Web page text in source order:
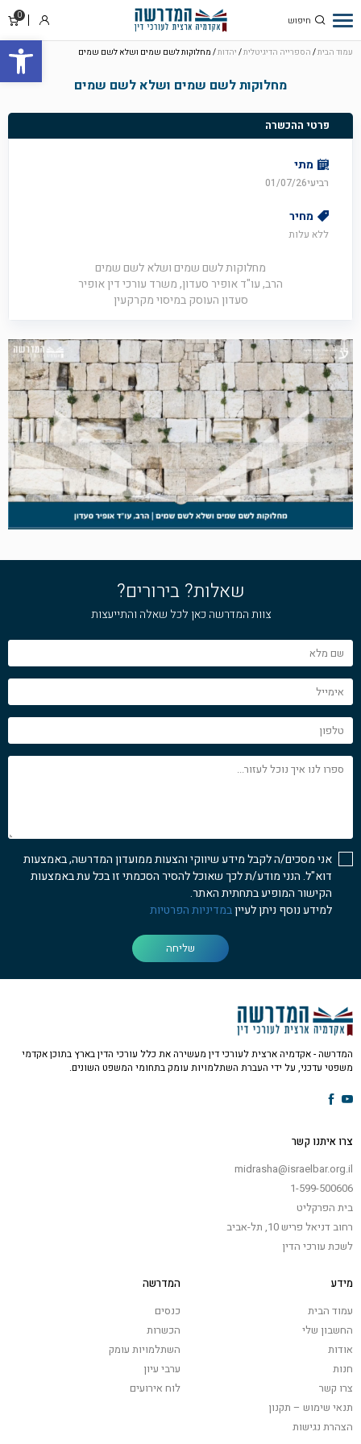
פתח
0
סל
התחבר
עמוד הבית/ הספרייה הדיגיטלית/ יהדות/ מחלוקות לשם שמים ושלא לשם שמים
מחלוקות לשם שמים ושלא לשם שמים
פרטי ההכשרה
מתי
רביעי01/07/26
מחיר
ללא עלות
מחלוקות לשם שמים ושלא לשם שמים
הרב, עו"ד אופיר סעדון, משרד עורכי דין אופיר
סעדון העוסק במיסוי מקרקעין
שאלות? בירורים?
צוות המדרשה כאן לכל שאלה והתייעצות
שם
מלא
אימייל
טלפון
ספרו
לנו
אני מסכים/ה לקבל מידע שיווקי והצעות ממועדון המדרשה, באמצעות
דוא"ל. הנני מודע/ת לכך שאוכל להסיר הסכמתי זו בכל עת באמצעות
הקישור המופיע בתחתית האתר.
למידע נוסף ניתן לעייןבמדיניות הפרטיות
שליחה
המדרשה - אקדמיה ארצית לעורכי דין מעשירה את כלל עורכי הדין בארץ בתוכן אקדמי
משפטי עדכני, על ידי העברת השתלמויות עומק בתחומי המשפט השונים.
צרו איתנו קשר
midrasha@israelbar.org.il
1-599-500606
בית הפרקליט
רחוב דניאל פריש 10, תל-אביב
לשכת עורכי הדין
מידע
עמוד הבית
החשבון שלי
אודות
חנות
צרו קשר
תנאי שימוש – תקנון
הצהרת נגישות
המדרשה
כנסים
הכשרות
השתלמויות עומק
ערבי עיון
לוח אירועים